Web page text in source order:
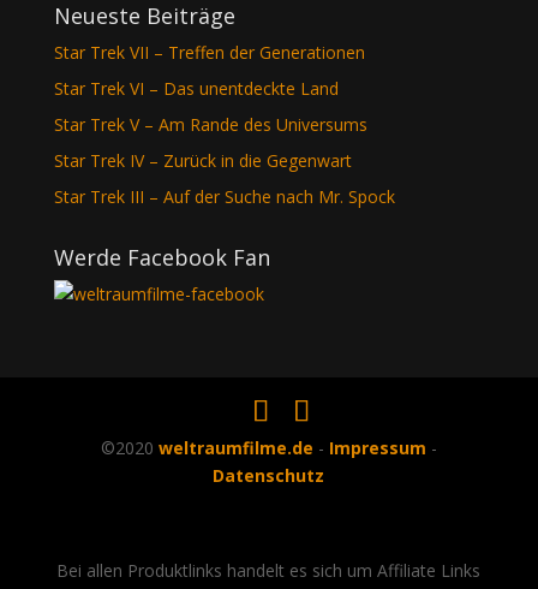
Neueste Beiträge
Star Trek VII – Treffen der Generationen
Star Trek VI – Das unentdeckte Land
Star Trek V – Am Rande des Universums
Star Trek IV – Zurück in die Gegenwart
Star Trek III – Auf der Suche nach Mr. Spock
Werde Facebook Fan
©2020 weltraumfilme.de - Impressum -
Datenschutz
Bei allen Produktlinks handelt es sich um Affiliate Links